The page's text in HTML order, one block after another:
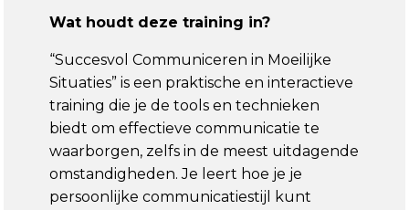
Wat houdt deze training in?
“Succesvol Communiceren in Moeilijke
Situaties” is een praktische en interactieve
training die je de tools en technieken
biedt om effectieve communicatie te
waarborgen, zelfs in de meest uitdagende
omstandigheden. Je leert hoe je je
persoonlijke communicatiestijl kunt